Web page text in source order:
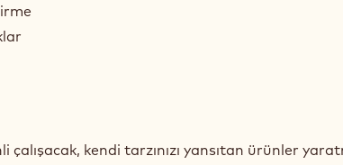
kendi tarzınızı yansıtan ürünler